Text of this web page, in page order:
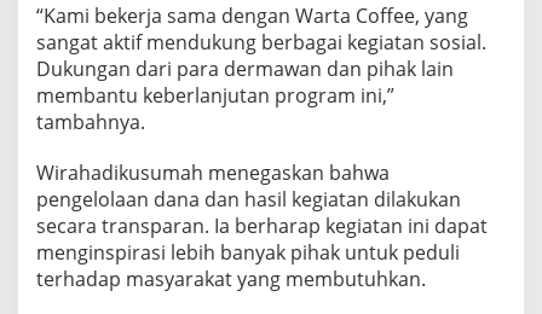
“Kami bekerja sama dengan Warta Coffee, yang
sangat aktif mendukung berbagai kegiatan sosial.
Dukungan dari para dermawan dan pihak lain
membantu keberlanjutan program ini,”
tambahnya.
Wirahadikusumah menegaskan bahwa
pengelolaan dana dan hasil kegiatan dilakukan
secara transparan. Ia berharap kegiatan ini dapat
menginspirasi lebih banyak pihak untuk peduli
terhadap masyarakat yang membutuhkan.